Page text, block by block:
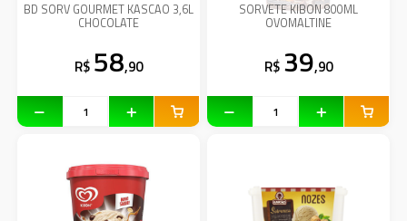
BD SORV GOURMET KASCAO 3,6L
CHOCOLATE
R$ 58,90
SORVETE KIBON 800ML
OVOMALTINE
R$ 39,90